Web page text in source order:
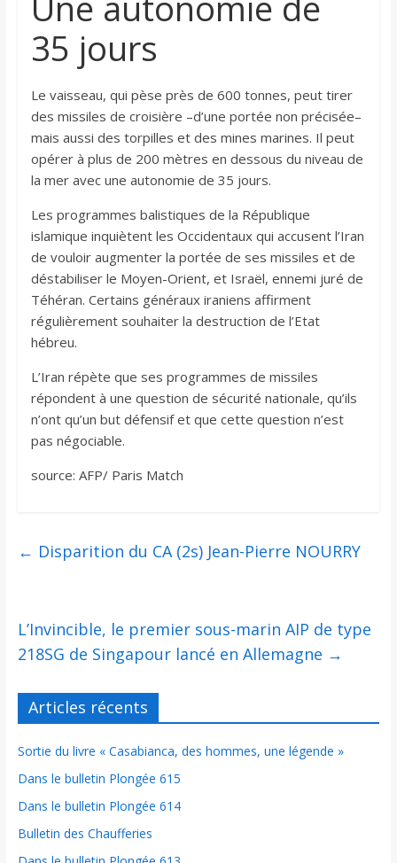
35 jours
Le vaisseau, qui pèse près de 600 tonnes, peut tirer
des missiles de croisière –d’une portée non précisée–
mais aussi des torpilles et des mines marines. Il peut
opérer à plus de 200 mètres en dessous du niveau de
la mer avec une autonomie de 35 jours.
Les programmes balistiques de la République
islamique inquiètent les Occidentaux qui accusent l’Iran
de vouloir augmenter la portée de ses missiles et de
déstabiliser le Moyen-Orient, et Israël, ennemi juré de
Téhéran. Certains généraux iraniens affirment
régulièrement souhaiter la destruction de l’Etat
hébreu.
L’Iran répète que ses programmes de missiles
répondent à une question de sécurité nationale, qu’ils
n’ont qu’un but défensif et que cette question n’est
pas négociable.
source: AFP/ Paris Match
← Disparition du CA (2s) Jean-Pierre NOURRY
L’Invincible, le premier sous-marin AIP de type
218SG de Singapour lancé en Allemagne →
Articles récents
Sortie du livre « Casabianca, des hommes, une légende »
Dans le bulletin Plongée 615
Dans le bulletin Plongée 614
Bulletin des Chaufferies